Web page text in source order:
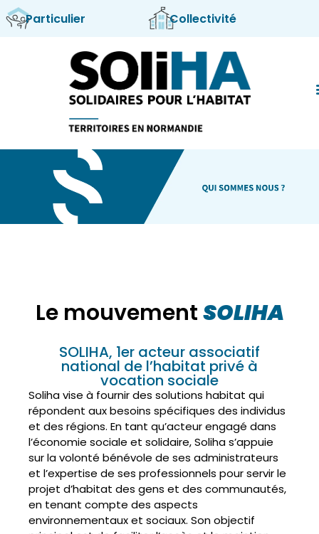
Particulier Collectivité
Le mouvementSOLIHA
SOLIHA, 1er acteur associatif
national de l’habitat privé à
vocation sociale
Soliha vise à fournir des solutions habitat qui
répondent aux besoins spécifiques des individus
et des régions. En tant qu’acteur engagé dans
l’économie sociale et solidaire, Soliha s’appuie
sur la volonté bénévole de ses administrateurs
et l’expertise de ses professionnels pour servir le
projet d’habitat des gens et des communautés,
en tenant compte des aspects
environnementaux et sociaux. Son objectif